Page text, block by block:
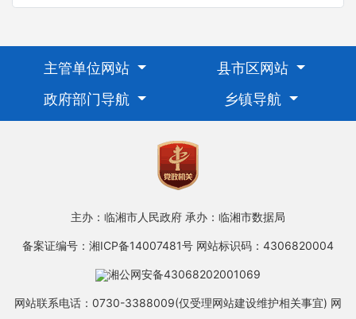
主管单位网站
县市区网站
政府部门导航
乡镇导航
主办：临湘市人民政府 承办：临湘市数据局
备案证编号：湘ICP备14007481号 网站标识码：4306820004
湘公网安备43068202001069
网站联系电话：0730-3388009(仅受理网站建设维护相关事宜) 网